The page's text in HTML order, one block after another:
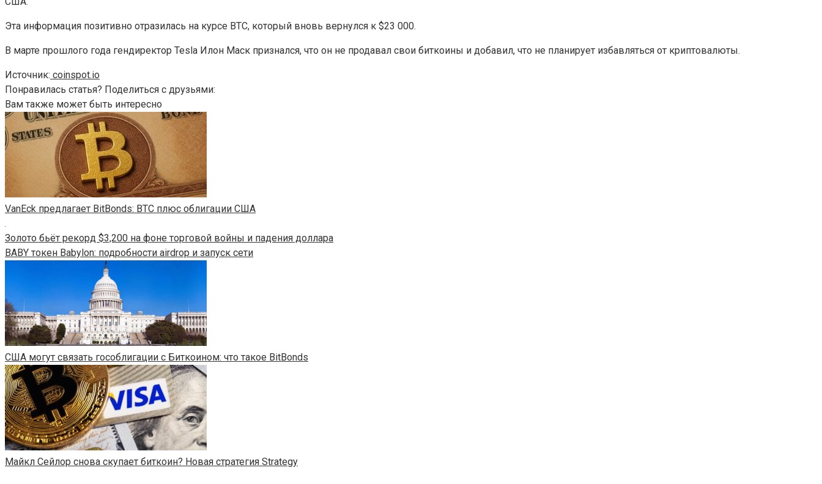
Эта информация позитивно отразилась на курсе BTC, который вновь вернулся к $23 000.
В марте прошлого года гендиректор Tesla Илон Маск признался, что он не продавал свои биткоины и добавил, что не планирует избавляться от криптовалюты.
Источник: coinspot.io
Понравилась статья? Поделиться с друзьями:
Вам также может быть интересно
VanEck предлагает BitBonds: BTC плюс облигации США
Золото бьёт рекорд $3,200 на фоне торговой войны и падения доллара
BABY токен Babylon: подробности airdrop и запуск сети
США могут связать гособлигации с Биткоином: что такое BitBonds
Майкл Сейлор снова скупает биткоин? Новая стратегия Strategy